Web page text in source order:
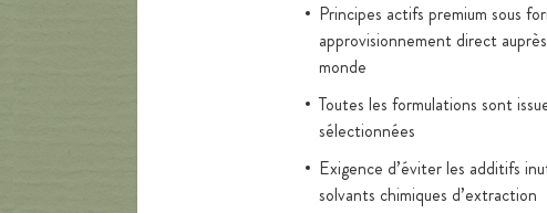
Principes actifs premium sous
approvisionnement direct
monde
Toutes les formulations sont
sélectionnées
Exigence d’éviter les additifs
solvants chimiques d’extraction